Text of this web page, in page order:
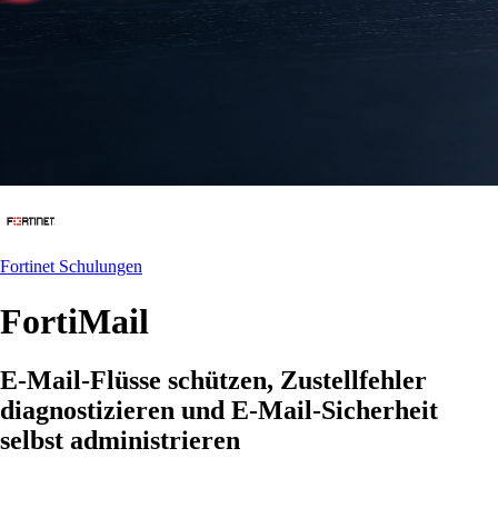
Fortinet Schulungen
FortiMail
E-Mail-Flüsse schützen, Zustellfehler
diagnostizieren und E-Mail-Sicherheit
selbst administrieren